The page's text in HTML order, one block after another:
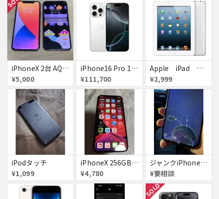
iPhoneX 2台 AQUOSsense5g ジャンク品
¥5,000
iPhone16 Pro 128GB ホワイトチタニウム docomo 送料無料
¥111,700
Apple iPad ミニ
¥2,999
iPodタッチ
¥1,099
iPhoneX 256GB ▲softbank ジャンク スペースグレイ A1902 送料無料
¥4,780
ジャンクiPhone13ProMax 128GB ドコモ
¥要相談
SOLD